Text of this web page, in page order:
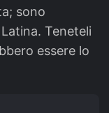
sono
Teneteli
essere lo